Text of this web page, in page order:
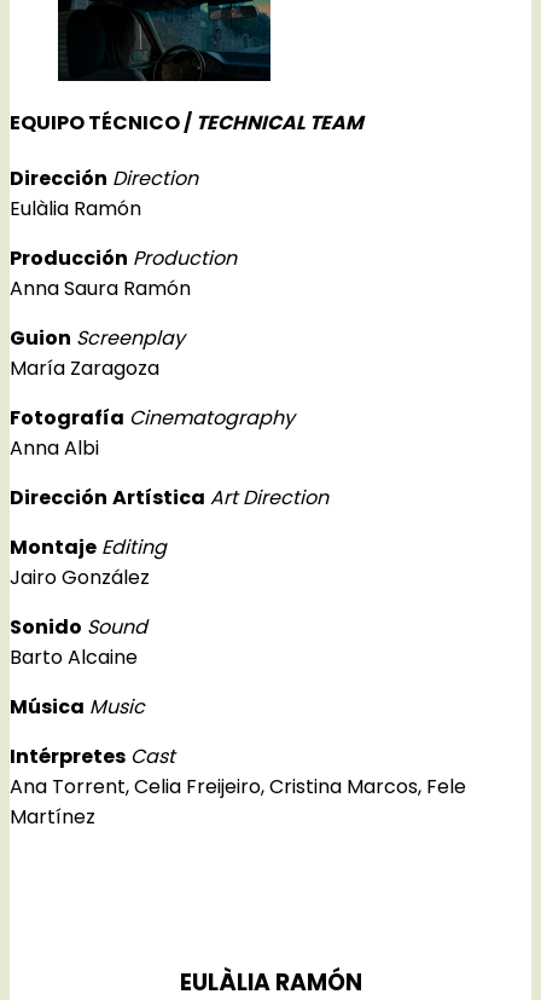
EQUIPO TÉCNICO / TECHNICAL TEAM
Dirección Direction
Eulàlia Ramón
Producción Production
Anna Saura Ramón
Guion Screenplay
María Zaragoza
Fotografía Cinematography
Anna Albi
Dirección Artística Art Direction
Montaje Editing
Jairo González
Sonido Sound
Barto Alcaine
Música Music
Intérpretes Cast
Ana Torrent, Celia Freijeiro, Cristina Marcos, Fele
Martínez
EULÀLIA RAMÓN